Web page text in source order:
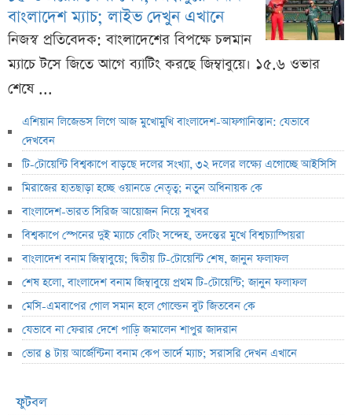
বাংলাদেশ ম্যাচ; লাইভ দেখুন এখানে
নিজস্ব প্রতিবেদক: বাংলাদেশের বিপক্ষে চলমান
ম্যাচে টসে জিতে আগে ব্যাটিং করছে জিম্বাবুয়ে। ১৫.৬ ওভার
শেষে ...
এশিয়ান লিজেন্ডস লিগে আজ মুখোমুখি বাংলাদেশ-আফগানিস্তান: যেভাবে
দেখবেন
টি-টোয়েন্টি বিশ্বকাপে বাড়ছে দলের সংখ্যা, ৩২ দলের লক্ষ্যে এগোচ্ছে আইসিসি
মিরাজের হাতছাড়া হচ্ছে ওয়ানডে নেতৃত্ব; নতুন অধিনায়ক কে
বাংলাদেশ-ভারত সিরিজ আয়োজন নিয়ে সুখবর
বিশ্বকাপে স্পেনের দুই ম্যাচে বেটিং সন্দেহ, তদন্তের মুখে বিশ্বচ্যাম্পিয়রা
বাংলাদেশ বনাম জিম্বাবুয়ে; দ্বিতীয় টি-টোয়েন্টি শেষ, জানুন ফলাফল
শেষ হলো, বাংলাদেশ বনাম জিম্বাবুয়ে প্রথম টি-টোয়েন্টি; জানুন ফলাফল
মেসি-এমবাপের গোল সমান হলে গোল্ডেন বুট জিতবেন কে
যেভাবে না ফেরার দেশে পাড়ি জমালেন শাপুর জাদরান
ভোর ৪ টায় আর্জেন্টিনা বনাম কেপ ভার্দে ম্যাচ; সরাসরি দেখন এখানে
ফুটবল